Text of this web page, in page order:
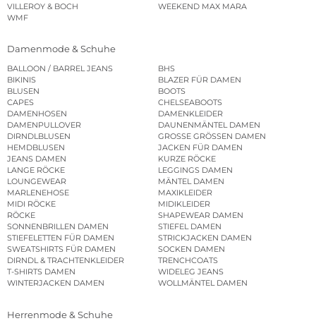
VILLEROY & BOCH
WEEKEND MAX MARA
WMF
Damenmode & Schuhe
BALLOON / BARREL JEANS
BHS
BIKINIS
BLAZER FÜR DAMEN
BLUSEN
BOOTS
CAPES
CHELSEABOOTS
DAMENHOSEN
DAMENKLEIDER
DAMENPULLOVER
DAUNENMÄNTEL DAMEN
DIRNDLBLUSEN
GROSSE GRÖSSEN DAMEN
HEMDBLUSEN
JACKEN FÜR DAMEN
JEANS DAMEN
KURZE RÖCKE
LANGE RÖCKE
LEGGINGS DAMEN
LOUNGEWEAR
MÄNTEL DAMEN
MARLENEHOSE
MAXIKLEIDER
MIDI RÖCKE
MIDIKLEIDER
RÖCKE
SHAPEWEAR DAMEN
SONNENBRILLEN DAMEN
STIEFEL DAMEN
STIEFELETTEN FÜR DAMEN
STRICKJACKEN DAMEN
SWEATSHIRTS FÜR DAMEN
SOCKEN DAMEN
DIRNDL & TRACHTENKLEIDER
TRENCHCOATS
T-SHIRTS DAMEN
WIDELEG JEANS
WINTERJACKEN DAMEN
WOLLMÄNTEL DAMEN
Herrenmode & Schuhe